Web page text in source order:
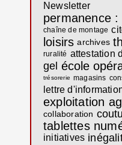
Newsletter
permanence :
chaîne de montage
loisirs archives
ruralité attestation
gel école
trésorerie magasins
lettre
exploitation
collaboration
tablettes
initiatives